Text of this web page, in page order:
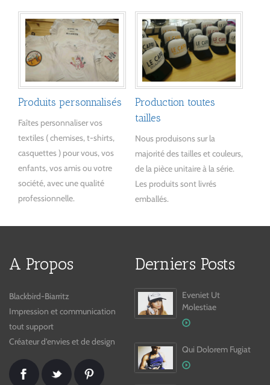
Produits personnalisés
Faîtes personnaliser vos
textiles ( chemises, t-shirts,
casquettes ) pour vous, vos
enfants, vos amis ou votre
société, avec une qualité
professionnelle.
Production toutes
tailles
Nous produisons sur la
majorité des tailles et couleurs,
de la pièce unitaire à la série.
Les produits sont livrés
emballés.
A Propos
Blackbird-Biarritz
Impression et communication
tout support
Créateur d'envies et de design
Derniers Posts
Eveniet Ut
Molestiae
Qui Dolorem Fugiat